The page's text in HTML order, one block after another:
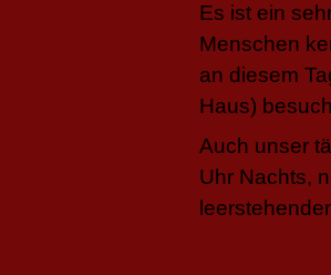
Es ist ein
Menschen
an diesem
Haus)
Auch unser
Uhr Nachts,